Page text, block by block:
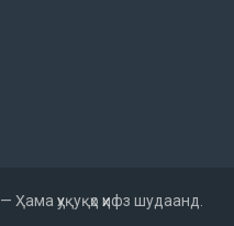
— Ҳама ҳуқуқҳо ҳифз шудаанд.